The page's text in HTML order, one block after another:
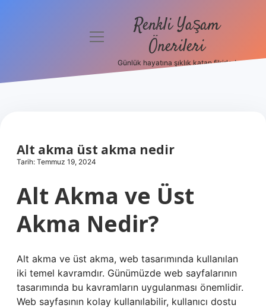
menüyü
Renkli Yaşam
Önerileri
Günlük hayatına şıklık katan fikirler!
Alt akma üst akma nedir
Tarih: Temmuz 19, 2024
Alt Akma ve Üst
Akma Nedir?
Alt akma ve üst akma, web tasarımında kullanılan
iki temel kavramdır. Günümüzde web sayfalarının
tasarımında bu kavramların uygulanması önemlidir.
Web sayfasının kolay kullanılabilir, kullanıcı dostu